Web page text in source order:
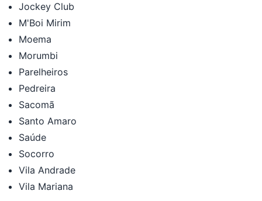
Jockey Club
M'Boi Mirim
Moema
Morumbi
Parelheiros
Pedreira
Sacomã
Santo Amaro
Saúde
Socorro
Vila Andrade
Vila Mariana